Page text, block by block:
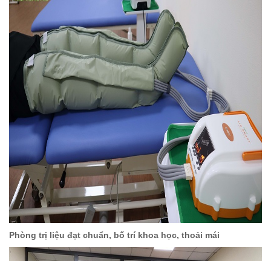
Phòng trị liệu đạt chuẩn, bố trí khoa học, thoải mái